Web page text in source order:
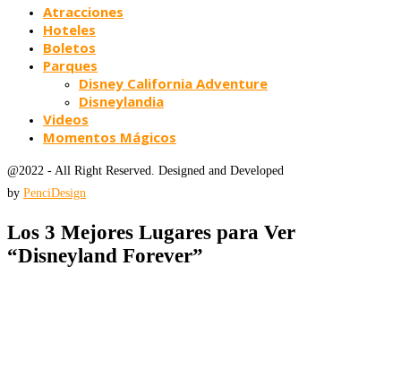
Atracciones
Hoteles
Boletos
Parques
Disney California Adventure
Disneylandia
Videos
Momentos Mágicos
@2022 - All Right Reserved. Designed and Developed
by PenciDesign
Los 3 Mejores Lugares para Ver
“Disneyland Forever”